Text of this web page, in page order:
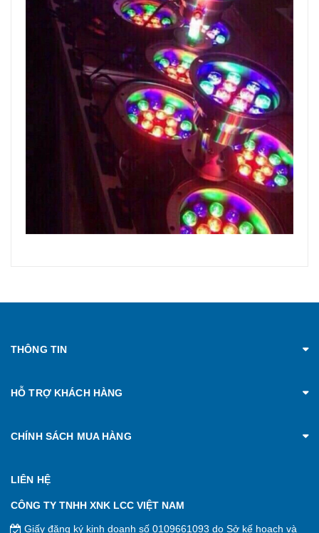
THÔNG TIN
HỖ TRỢ KHÁCH HÀNG
CHÍNH SÁCH MUA HÀNG
LIÊN HỆ
CÔNG TY TNHH XNK LCC VIỆT NAM
Giấy đăng ký kinh doanh số 0109661093 do Sở kế hoạch và